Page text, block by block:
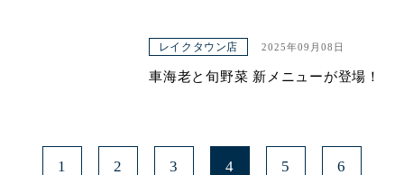
レイクタウン店 2025年09月08日
車海老と旬野菜 新メニューが登場！
1 2 3 4 5 6